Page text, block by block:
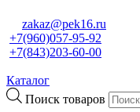
zakaz@pek16.ru
+7(960)057-95-92
+7(843)203-60-00
Каталог
Поиск товаров